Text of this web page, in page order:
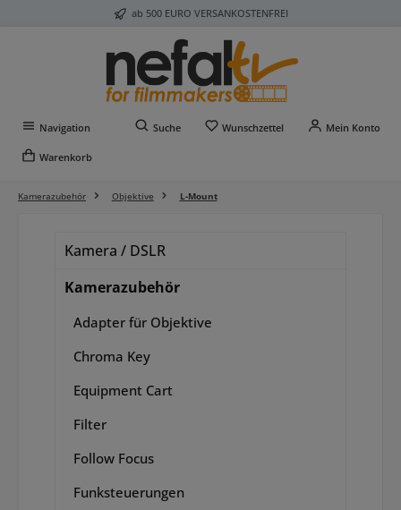
Zum Hauptinhalt springen ab 500 EURO VERSANKOSTENFREI
Navigation Suche Wunschzettel Du hast 0 Produkte auf
Mein Konto
Warenkorb
Kamerazubehör Objektive L-Mount
Kamera / DSLR
Kamerazubehör
Adapter für Objektive
Chroma Key
Equipment Cart
Filter
Follow Focus
Funksteuerungen